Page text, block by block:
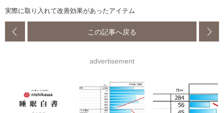
実際に取り入れて改善効果があったアイテム
この記事へ戻る
advertisement